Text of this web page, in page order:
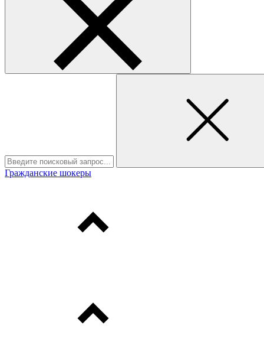
Гражданские шокеры